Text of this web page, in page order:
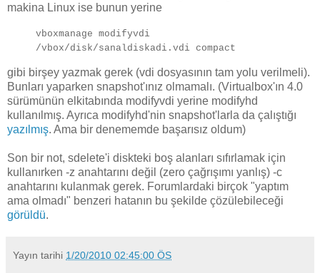
makina Linux ise bunun yerine
vboxmanage modifyvdi
/vbox/disk/sanaldiskadi.vdi compact
gibi birşey yazmak gerek (vdi dosyasının tam yolu verilmeli).
Bunları yaparken snapshot'ınız olmamalı. (Virtualbox'ın 4.0
sürümünün elkitabında modifyvdi yerine modifyhd
kullanılmış. Ayrıca modifyhd'nin snapshot'larla da çalıştığı
yazılmış. Ama bir denememde başarısız oldum)
Son bir not, sdelete'i diskteki boş alanları sıfırlamak için
kullanırken -z anahtarını değil (zero çağrışımı yanlış) -c
anahtarını kulanmak gerek. Forumlardaki birçok "yaptım
ama olmadı" benzeri hatanın bu şekilde çözülebileceği
görüldü.
Yayın tarihi 1/20/2010 02:45:00 ÖS